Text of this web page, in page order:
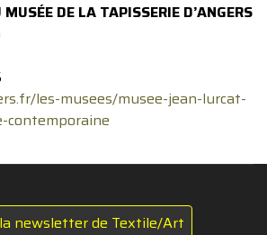
DE LA TAPISSERIE D’ANGERS
les-musees/musee-jean-lurcat-
contemporaine
newsletter de Textile/Art